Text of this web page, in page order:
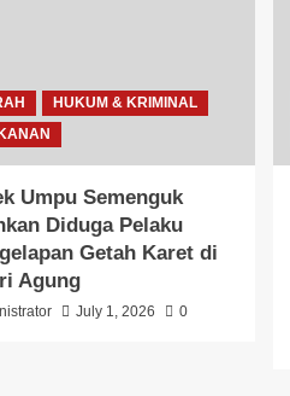
HUKUM & KRIMINAL
Umpu Semenguk
Diduga Pelaku
Getah Karet di
Agung
July 1, 2026 0